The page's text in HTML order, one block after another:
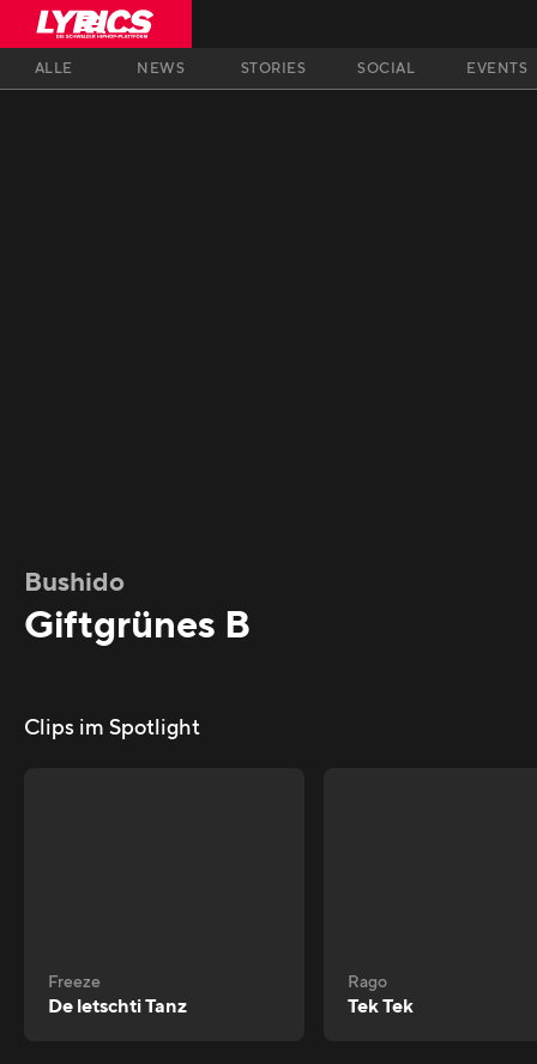
ALLE NEWS STORIES SOCIAL EVENTS
Bushido
Giftgrünes B
Clips im Spotlight
Freeze
De letschti Tanz
Rago
Tek Tek